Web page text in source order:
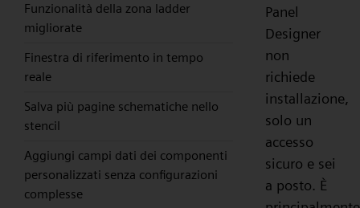
Funzionalità della zona ladder
migliorate
Finestra di riferimento in tempo
reale
Salva più pagine schematiche nello
stencil
Aggiungi campi dati dei componenti
personalizzati senza configurazioni
complesse
Panel
Designer
non
richiede
installazione,
solo un
accesso
sicuro e sei
a posto. È